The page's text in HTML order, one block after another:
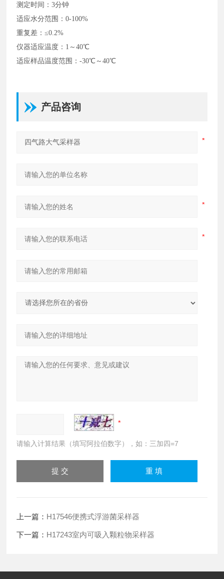
测定时间：3分钟
适应水分范围：0-100%
重复差：≤0.2%
仪器适应温度： 1～40℃
适应样品温度范围：-30℃～40℃
产品咨询
请输入计算结果（填写阿拉伯数字），如：三加四=7
上一篇： H17546便携式浮游菌采样器
下一篇： H17243室内可吸入颗粒物采样器